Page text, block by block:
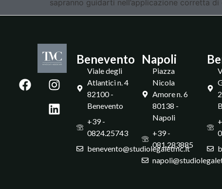
sapranno guidarti nell’applicazione corretta
Benevento
Viale degli
Atlantici n. 4
82100 -
Benevento
+39 -
0824.25743
benevento@studiolegaletmc.it
Napoli
Piazza
Nicola
Amore n. 6
80138 -
Napoli
+39 -
081.283885